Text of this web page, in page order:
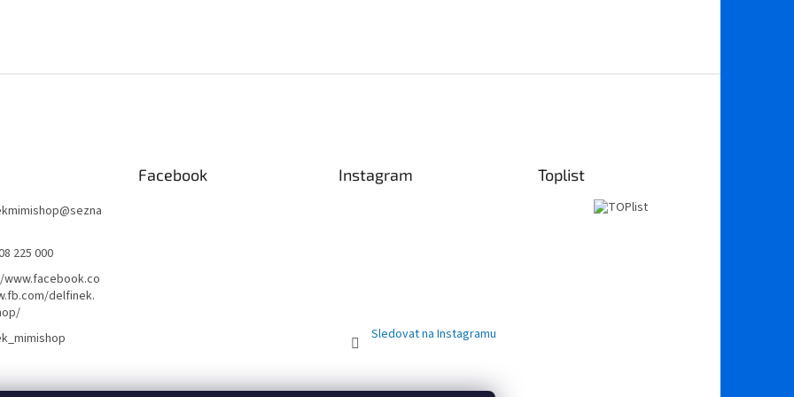
@sezna
225 000
delfinek.
Facebook Instagram
Sledovat na Instagramu
Toplist